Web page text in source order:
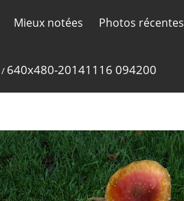
Mieux notées Photos récentes
/ 640x480-20141116 094200